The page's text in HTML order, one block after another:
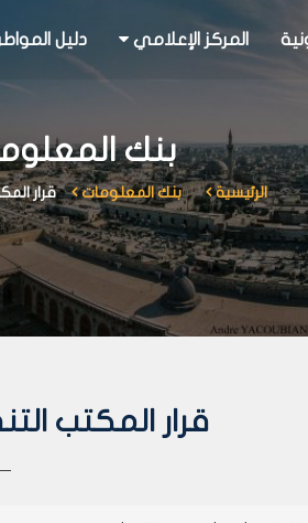
المركز الإعلامي دليل
بنك
الرئيسية بنك المعلومات قرار
قرار المكتب